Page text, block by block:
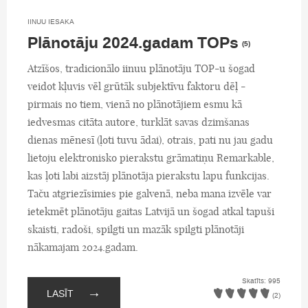
IINUU IESAKA
Plānotāju 2024.gadam TOPs (5)
Atzīšos, tradicionālo iinuu plānotāju TOP-u šogad
veidot kļuvis vēl grūtāk subjektīvu faktoru dēļ -
pirmais no tiem, vienā no plānotājiem esmu kā
iedvesmas citāta autore, turklāt savas dzimšanas
dienas mēnesī (ļoti tuvu ādai), otrais, pati nu jau gadu
lietoju elektronisko pierakstu grāmatiņu Remarkable,
kas ļoti labi aizstāj plānotāja pierakstu lapu funkcijas.
Taču atgriezīsimies pie galvenā, neba mana izvēle var
ietekmēt plānotāju gaitas Latvijā un šogad atkal tapuši
skaisti, radoši, spilgti un mazāk spilgti plānotāji
nākamajam 2024.gadam.
LASĪT →
Skatīts: 995
(2)